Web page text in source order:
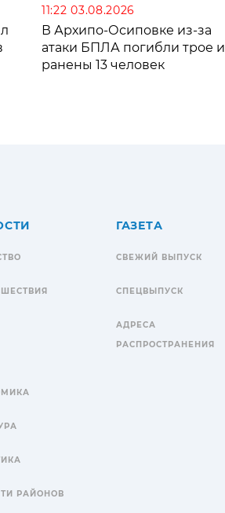
11:22 03.08.2026
В Архипо-Осиповке из-за
атаки БПЛА погибли трое и
ранены 13 человек
РАЙОНОВ
ГАЗЕТА
СВЕЖИЙ ВЫПУСК
СПЕЦВЫПУСК
АДРЕСА
РАСПРОСТРАНЕНИЯ